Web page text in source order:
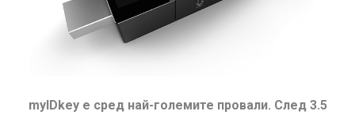
myIDkey е сред най-големите провали. След 3.5